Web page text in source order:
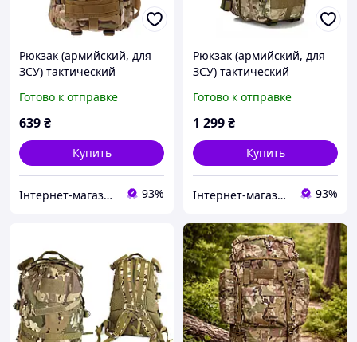
Рюкзак (армийский, для
ЗСУ) тактический
мультикам
Готово к отправке
639₴
Купить
Інтернет-магазин товарів для фітнесу Easy4Fit 93%
Рюкзак (армийский, для
ЗСУ) тактический
трехдневный мультикам
Готово к отправке
1 299₴
Купить
Інтернет-магазин товарів для фітнесу Easy4Fit 93%